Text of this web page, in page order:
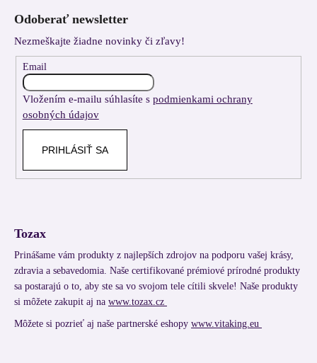
Odoberať newsletter
Nezmeškajte žiadne novinky či zľavy!
Email
Vložením e-mailu súhlasíte s podmienkami ochrany
osobných údajov
PRIHLÁSIŤ SA
Tozax
Prinášame vám produkty z najlepších zdrojov na podporu vašej krásy,
zdravia a sebavedomia. Naše certifikované prémiové prírodné produkty
sa postarajú o to, aby ste sa vo svojom tele cítili skvele! Naše produkty
si môžete zakupit aj na www.tozax.cz
Môžete si pozrieť aj naše partnerské eshopy www.vitaking.eu